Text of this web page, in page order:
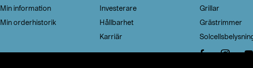
Min information
Min orderhistorik
Investerare
Hållbarhet
Karriär
Grillar
Grästrimmer